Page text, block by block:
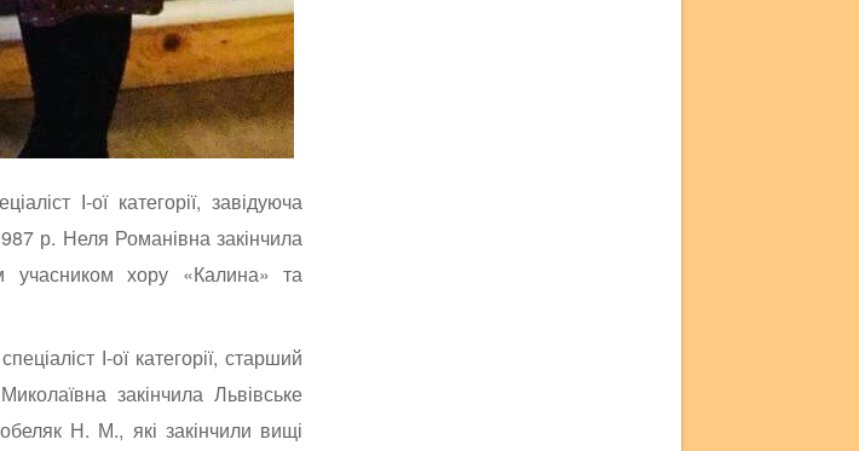
І-ої категорії, завідуюча
р. Неля Романівна закінчила
учасником хору «Калина» та
І-ої категорії, старший
закінчила Львівське
Н. М., які закінчили вищі